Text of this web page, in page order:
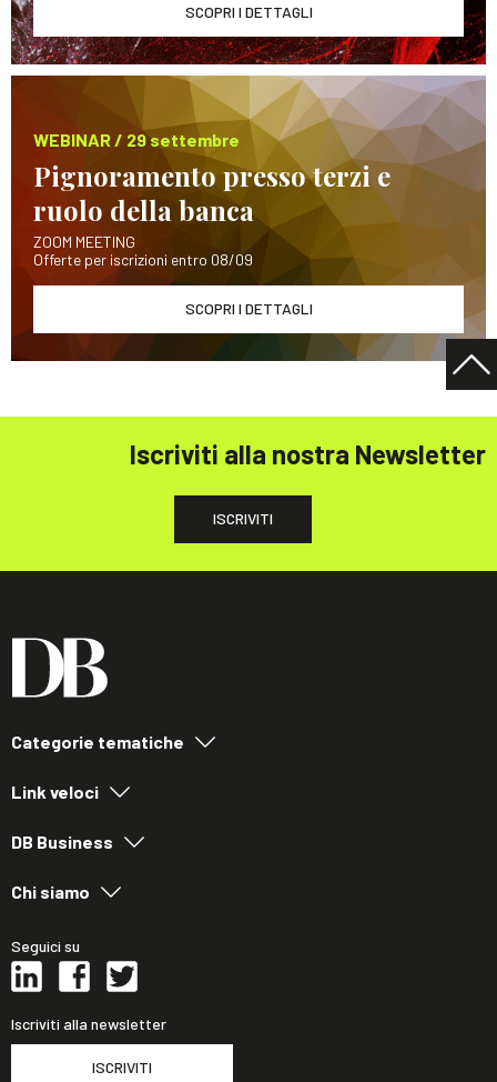
SCOPRI I DETTAGLI
WEBINAR / 29 settembre
Pignoramento presso terzi e
ruolo della banca
ZOOM MEETING
Offerte per iscrizioni entro 08/09
SCOPRI I DETTAGLI
Iscriviti alla nostra Newsletter
ISCRIVITI
Categorie tematiche
Link veloci
DB Business
Chi siamo
Seguici su
Iscriviti alla newsletter
ISCRIVITI